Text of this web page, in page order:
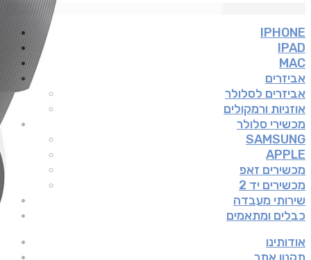
IPHONE
IPAD
MAC
אביזרים
אביזרים לסלולר
אוזניות ורמקולים
מכשירי סלולר
SAMSUNG
APPLE
מכשירים זאפ
מכשירים יד 2
שירותי מעבדה
כבלים ומתאמים
אודותינו